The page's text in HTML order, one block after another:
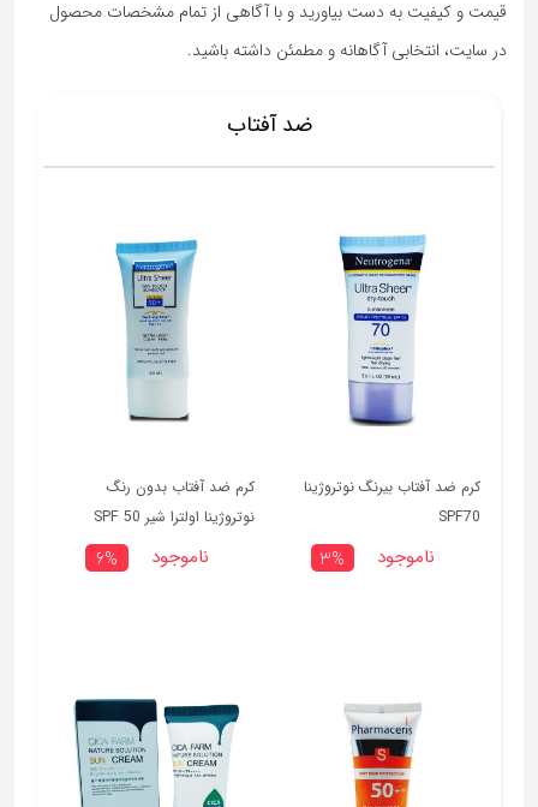
قیمت و کیفیت به دست بیاورید و با آگاهی از تمام مشخصات محصول
در سایت، انتخابی آگاهانه و مطمئن داشته باشید.
ضد آفتاب
کرم ضد آفتاب بیرنگ نوتروژینا
SPF70
3% ناموجود
کرم ضد آفتاب بدون رنگ
نوتروژینا اولترا شیر SPF 50
6% ناموجود